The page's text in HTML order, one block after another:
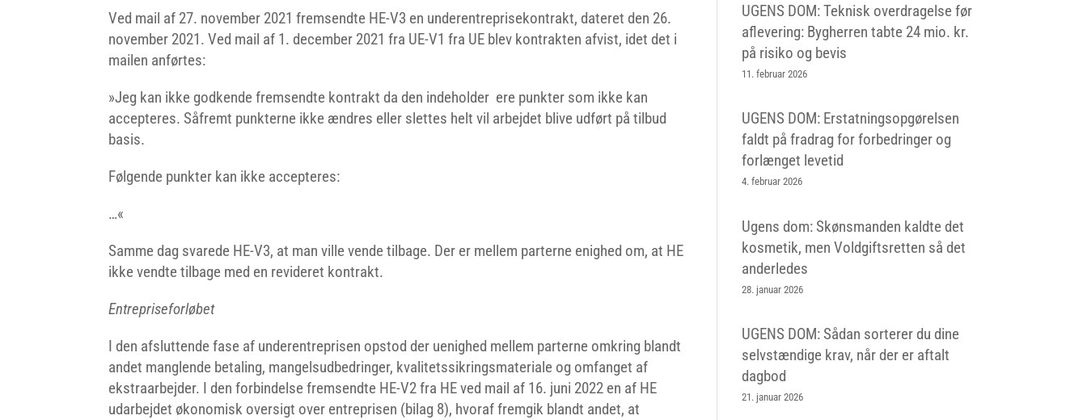
Ved mail af 27. november 2021 fremsendte HE-V3 en underentreprisekontrakt, dateret den 26.
november 2021. Ved mail af 1. december 2021 fra UE-V1 fra UE blev kontrakten afvist, idet det i
mailen anførtes:
»Jeg kan ikke godkende fremsendte kontrakt da den indeholder ere punkter som ikke kan
accepteres. Såfremt punkterne ikke ændres eller slettes helt vil arbejdet blive udført på tilbud
basis.
Følgende punkter kan ikke accepteres:
…«
Samme dag svarede HE-V3, at man ville vende tilbage. Der er mellem parterne enighed om, at HE
ikke vendte tilbage med en revideret kontrakt.
Entrepriseforløbet
I den afsluttende fase af underentreprisen opstod der uenighed mellem parterne omkring blandt
andet manglende betaling, mangelsudbedringer, kvalitetssikringsmateriale og omfanget af
ekstraarbejder. I den forbindelse fremsendte HE-V2 fra HE ved mail af 16. juni 2022 en af HE
udarbejdet økonomisk oversigt over entreprisen (bilag 8), hvoraf fremgik blandt andet, at
UGENS DOM: Teknisk overdragelse før
aflevering: Bygherren tabte 24 mio. kr.
på risiko og bevis
11. februar 2026
UGENS DOM: Erstatningsopgørelsen
faldt på fradrag for forbedringer og
forlænget levetid
4. februar 2026
Ugens dom: Skønsmanden kaldte det
kosmetik, men Voldgiftsretten så det
anderledes
28. januar 2026
UGENS DOM: Sådan sorterer du dine
selvstændige krav, når der er aftalt
dagbod
21. januar 2026